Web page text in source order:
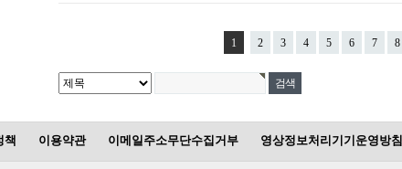
1 2 3 4 5 6 7 8
책 이용약관 이메일주소무단수집거부 영상정보처리기기운영방침